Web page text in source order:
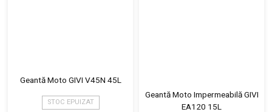
Geantă Moto GIVI V45N 45L
STOC EPUIZAT
Geantă Moto Impermeabilă GIVI
EA120 15L